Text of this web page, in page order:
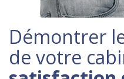
Démontrer
de votre